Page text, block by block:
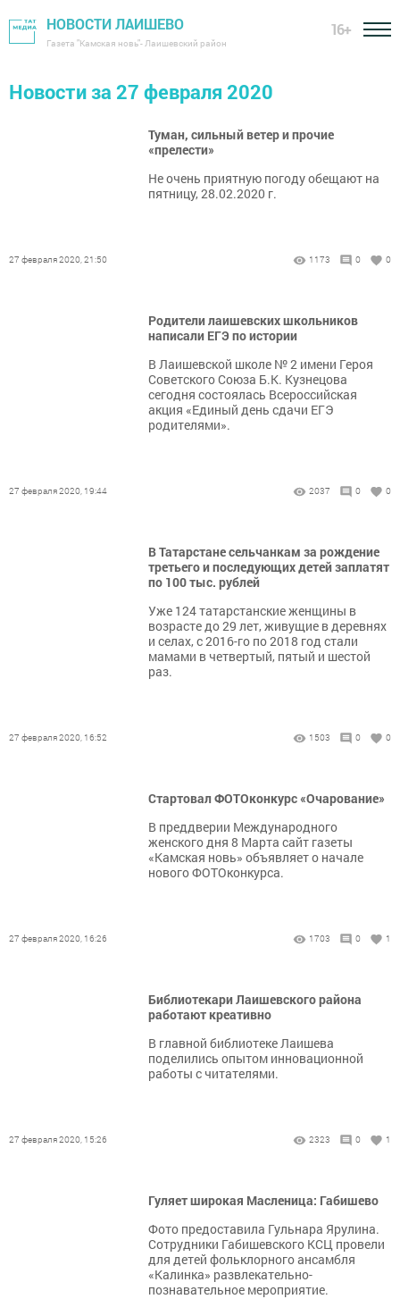
НОВОСТИ ЛАИШЕВО
Газета "Камская новь"- Лаишевский район
16+
Новости за 27 февраля 2020
Туман, сильный ветер и прочие
«прелести»
Не очень приятную погоду обещают на
пятницу, 28.02.2020 г.
27 февраля 2020, 21:50 1173 0 0
Родители лаишевских школьников
написали ЕГЭ по истории
В Лаишевской школе № 2 имени Героя
Советского Союза Б.К. Кузнецова
сегодня состоялась Всероссийская
акция «Единый день сдачи ЕГЭ
родителями».
27 февраля 2020, 19:44 2037 0 0
В Татарстане сельчанкам за рождение
третьего и последующих детей заплатят
по 100 тыс. рублей
Уже 124 татарстанские женщины в
возрасте до 29 лет, живущие в деревнях
и селах, с 2016-го по 2018 год стали
мамами в четвертый, пятый и шестой
раз.
27 февраля 2020, 16:52 1503 0 0
Стартовал ФОТОконкурс «Очарование»
В преддверии Международного
женского дня 8 Марта сайт газеты
«Камская новь» объявляет о начале
нового ФОТОконкурса.
27 февраля 2020, 16:26 1703 0 1
Библиотекари Лаишевского района
работают креативно
В главной библиотеке Лаишева
поделились опытом инновационной
работы с читателями.
27 февраля 2020, 15:26 2323 0 1
Гуляет широкая Масленица: Габишево
Фото предоставила Гульнара Ярулина.
Сотрудники Габишевского КСЦ провели
для детей фольклорного ансамбля
«Калинка» развлекательно-
познавательное мероприятие.